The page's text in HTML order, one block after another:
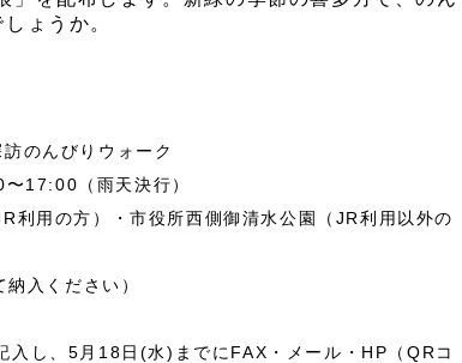
ょうか。
のんびりウォーク
17:00（雨天決行）
利用の方）・市役所西側御清水公園（JR利用以外の
入ください）
入し、5月18日(水)までにFAX・メール・HP（QRコ